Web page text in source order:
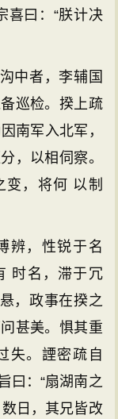
喜曰：“朕计决
中者，李辅国
巡检。揆上疏
南军入北军，
，以相伺察。
变，将何 以制
，性锐于名
时名，滞于冗
，政事在揆之
甚美。惧其重
失。諲密疏自
曰：“扇湖南之
日，其兄皆改